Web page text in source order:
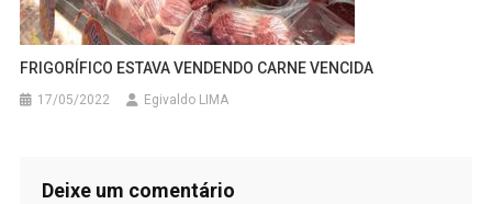
FRIGORÍFICO ESTAVA VENDENDO CARNE VENCIDA
17/05/2022 Egivaldo LIMA
Deixe um comentário